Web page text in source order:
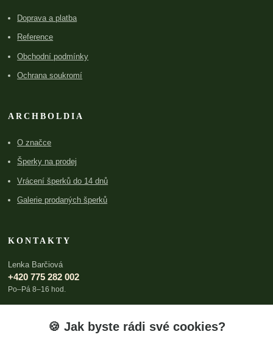
Doprava a platba
Reference
Obchodní podmínky
Ochrana soukromí
ARCHBOLDIA
O značce
Šperky na prodej
Vrácení šperků do 14 dnů
Galerie prodaných šperků
KONTAKTY
Lenka Barčiová
+420 775 282 002
Po–Pá 8–16 hod.
🍪 Jak byste rádi své cookies?